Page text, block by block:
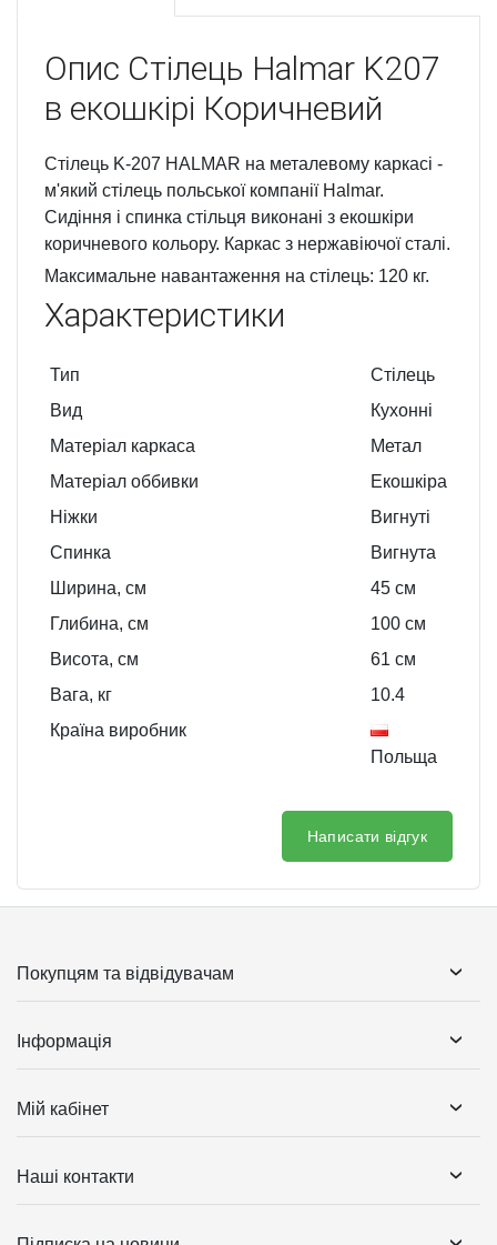
Опис Стілець Halmar K207
в екошкірі Коричневий
Стілець K-207 HALMAR на металевому каркасі -
м'який стілець польської компанії Halmar.
Сидіння і спинка стільця виконані з екошкіри
коричневого кольору. Каркас з нержавіючої сталі.
Максимальне навантаження на стілець: 120 кг.
Характеристики
Тип
Стілець
Вид
Кухонні
Матеріал каркаса
Метал
Матеріал оббивки
Екошкіра
Ніжки
Вигнуті
Спинка
Вигнута
Ширина, см
45 см
Глибина, см
100 см
Висота, см
61 см
Вага, кг
10.4
Країна виробник
Польща
Написати відгук
Покупцям та відвідувачам
Інформація
Мій кабінет
Наші контакти